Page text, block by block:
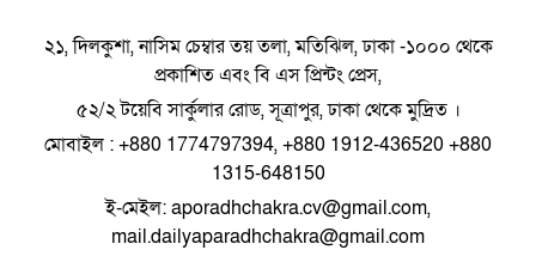
২১, দিলকুশা, নাসিম চেম্বার তয় তলা, মতিঝিল, ঢাকা -১০০০ থেকে
প্রকাশিত এবং বি এস প্রিন্টং প্রেস,
৫২/২ টয়েবি সার্কুলার রোড, সূত্রাপুর, ঢাকা থেকে মুদ্রিত ।
মোবাইল : +880 1774797394, +880 1912-436520 +880
1315-648150
ই-মেইল: aporadhchakra.cv@gmail.com,
mail.dailyaparadhchakra@gmail.com